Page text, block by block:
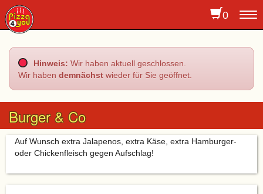
0
Hinweis: Wir haben aktuell geschlossen.
Wir haben demnächst wieder für Sie geöffnet.
Burger & Co
Auf Wunsch extra Jalapenos, extra Käse, extra Hamburger-
oder Chickenfleisch gegen Aufschlag!